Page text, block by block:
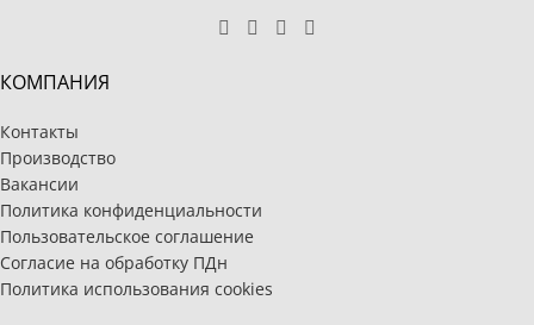
КОМПАНИЯ
Контакты
Производство
Вакансии
Политика конфиденциальности
Пользовательское соглашение
Согласие на обработку ПДн
Политика использования cookies